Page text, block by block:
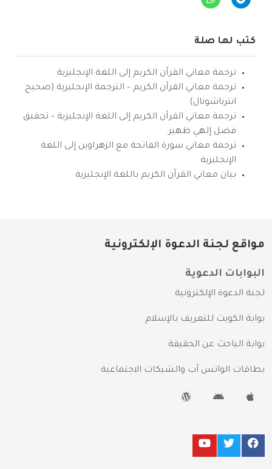
كتب لها صلة
ترجمة معاني القرآن الكريم إلى اللغة الإنجليزية
ترجمة معاني القرآن الكريم – الترجمة الإنجليزية (صحيح
انترناشونال)
ترجمة معاني القرآن الكريم إلى اللغة الإنجليزية – تحقيق
فضل إلهي ظهير
ترجمة معاني سورة الفاتحة مع الزهراوين إلى اللغة
الإنجليزية
بيان معاني القرآن الكريم باللغة الإنجليزية
مواقع لجنة الدعوة الإلكترونية
البوابات الدعوية
لجنة الدعوة الإلكترونية
بوابة الكويت للتعريف بالإسلام
بوابة الباحث عن الحقيقة
بطاقات الواتس آب والشبكات الاجتماعية